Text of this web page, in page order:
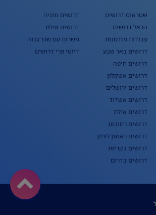
שטראוס דרושים
הראל דרושים
עבודות מזדמנות
דרושים באר שבע
דרושים חיפה
דרושים אשקלון
דרושים ירושלים
דרושים אשדוד
דרושים אילת
דרושים רחובות
דרושים ראשון לציון
דרושים בקריות
דרושים בדרום
דרושים נתניה
דרושים אילת
משרות עם שכר גבוה
דיוטי פרי דרושים